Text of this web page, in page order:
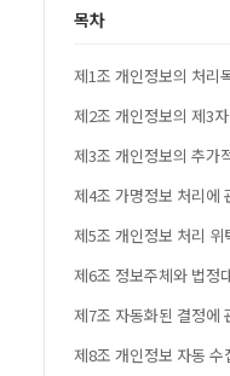
목차
제1조 개인정보의 처리
제2조 개인정보의 제3
제3조 개인정보의 추가
제4조 가명정보 처리에
제5조 개인정보 처리 위
제6조 정보주체와 법정
제7조 자동화된 결정에
제8조 개인정보 자동 수